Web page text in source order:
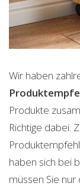
Wir haben
Produkte
Richtige dabei.
haben sich bei
müssen Sie